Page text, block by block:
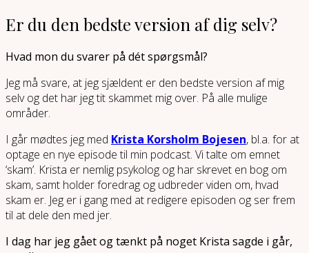
Er du den bedste version af dig selv?
Hvad mon du svarer på dét spørgsmål?
Jeg må svare, at jeg sjældent er den bedste version af mig
selv og det har jeg tit skammet mig over. På alle mulige
områder.
I går mødtes jeg med Krista Korsholm Bojesen, bl.a. for at
optage en nye episode til min podcast. Vi talte om emnet
‘skam’. Krista er nemlig psykolog og har skrevet en bog om
skam, samt holder foredrag og udbreder viden om, hvad
skam er. Jeg er i gang med at redigere episoden og ser frem
til at dele den med jer.
I dag har jeg gået og tænkt på noget Krista sagde i går,